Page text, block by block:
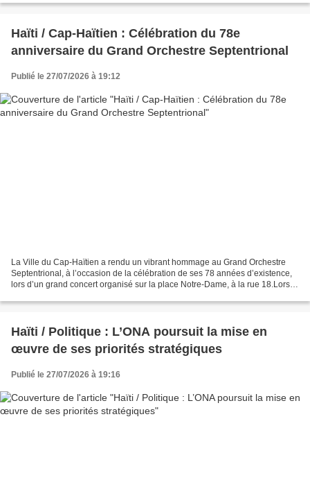
Haïti / Cap-Haïtien : Célébration du 78e
anniversaire du Grand Orchestre Septentrional
Publié le 27/07/2026 à 19:12
La Ville du Cap-Haïtien a rendu un vibrant hommage au Grand Orchestre
Septentrional, à l’occasion de la célébration de ses 78 années d’existence,
lors d’un grand concert organisé sur la place Notre-Dame, à la rue 18.Lors
Haïti / Politique : L’ONA poursuit la mise en
œuvre de ses priorités stratégiques
Publié le 27/07/2026 à 19:16